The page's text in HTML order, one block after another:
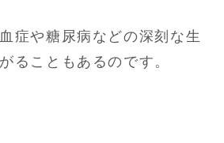
症や糖尿病などの深刻な生
ることもあるのです。